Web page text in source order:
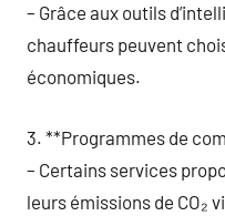
– Grâce aux outils
chauffeurs peuvent
économiques.
3. **Programmes de
– Certains services
leurs émissions de CO₂